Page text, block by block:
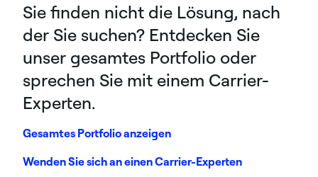
Sie finden nicht die Lösung, nach
der Sie suchen? Entdecken Sie
unser gesamtes Portfolio oder
sprechen Sie mit einem Carrier-
Experten.
Gesamtes Portfolio anzeigen
Wenden Sie sich an einen Carrier-Experten